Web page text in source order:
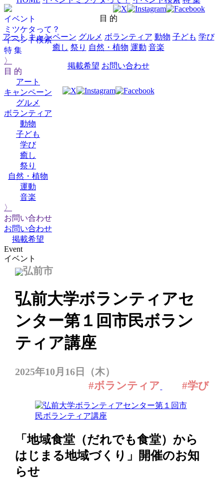
イベント
ミツケタって？
イベント検索
特 集
〉
目 的
アート
キャンペーン
グルメ
ボランティア
動物
子ども
学び
癒し
祭り
自然・植物
運動
音楽
〉
お問い合わせ
お問い合わせ
掲載希望
目 的
アート キャンペーン グルメ ボランティア 動物 子ども 学び
癒し 祭り 自然・植物 運動 音楽
掲載希望 お問い合わせ
Event
イベント
弘前市
弘前大学ボランティアセ
ンター第１回市民ボラン
ティア講座
2025年10月16日（木）
#ボランティア #学び
「地域食堂（だれでも食堂）から
はじまる地域づくり」開催のお知
らせ